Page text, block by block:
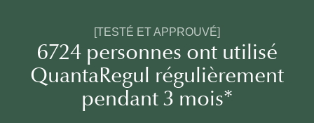
[TESTÉ ET APPROUVÉ]
6724 personnes ont utilisé
QuantaRegul régulièrement
pendant 3 mois*